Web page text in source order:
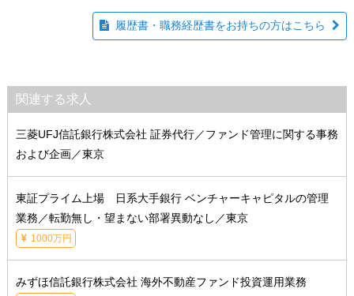
履歴書・職務経歴書をお持ちの方はこちら
関連する求人
三菱UFJ信託銀行株式会社 証券代行／ファンド管理に関する事務
および企画／東京
東証プライム上場 日系大手銀行 ベンチャーキャピタルの管理
業務／転勤無し・望まない部署異動なし／東京
1000万円
みずほ信託銀行株式会社 海外不動産ファンド投資運用業務